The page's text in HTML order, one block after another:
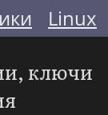
Linux
ключи